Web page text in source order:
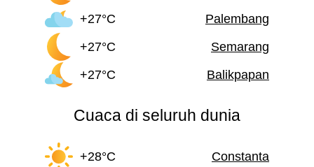
+27°C
Palembang
+27°C
Semarang
+27°C
Balikpapan
Cuaca di seluruh dunia
+28°C Constanta